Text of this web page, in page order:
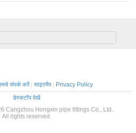
संपर्क करें| साइटमैप
Privacy Policy
डेस्कटॉप देखें
Cangzhou Hongxin pipe fittings Co., Ltd..
All rights reserved.